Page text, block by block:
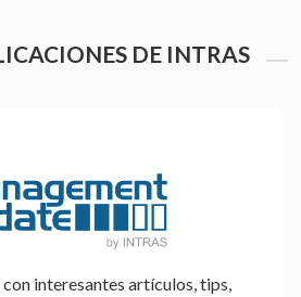
DE INTRAS
interesantes artículos, tips,